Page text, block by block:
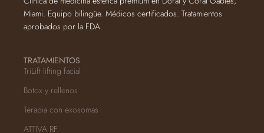
Miami. Equipo bilingüe. Médicos certificados. Tratamientos
aprobados por la FDA.
TRATAMIENTOS
TriLift lifting facial
Botox y rellenos
Terapia con exosomas
ATTIVA RF